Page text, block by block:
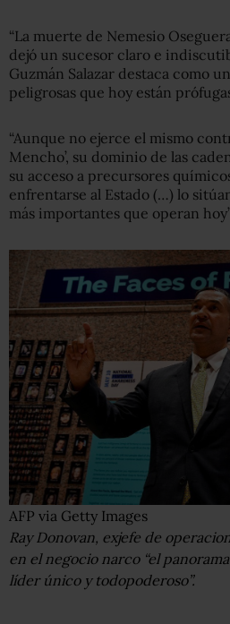
“La muerte de Nemesio
dejó un sucesor claro e
Guzmán Salazar destaca como
peligrosas que hoy están
“Aunque no ejerce el mismo
Mencho’, su dominio de las
su acceso a precursores
enfrentarse al Estado (…) lo
más importantes que operan
AFP via Getty Images
Ray Donovan, exjefe de
en el negocio narco “el
líder único y todopoderoso”.